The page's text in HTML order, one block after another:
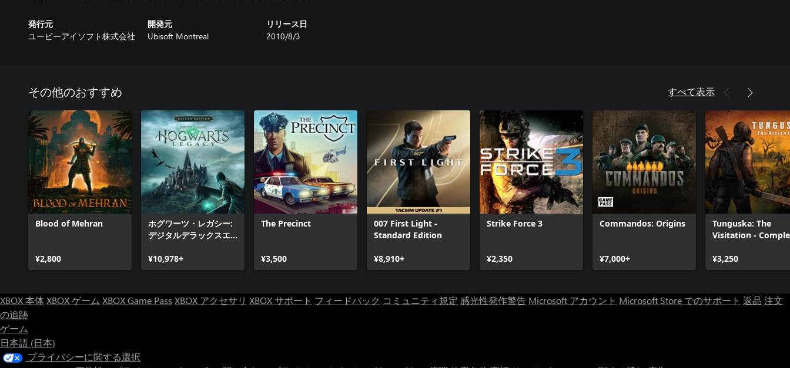
発行元
ユービーアイソフト株式会社
開発元
Ubisoft Montreal
リリース日
2010/8/3
その他のおすすめ すべて表示
Blood of Mehran
¥2,800
ホグワーツ・レガシー:
デジタルデラックスエ
¥10,978+
The Precinct
¥3,500
007 First Light -
Standard Edition
¥8,910+
Strike Force 3
¥2,350
Commandos: Origins
¥7,000+
Tunguska: The
Visitation -
¥3,250
XBOX 本体XBOX ゲーム XBOX Game Pass XBOX アクセサリ XBOX サポート フィードバック コミュニティ規定 感光性発作警告 Microsoft アカウント Microsoft Store でのサポート 返品 注文
の追跡
ゲーム
日本語 (日本)
プライバシーに関する選択